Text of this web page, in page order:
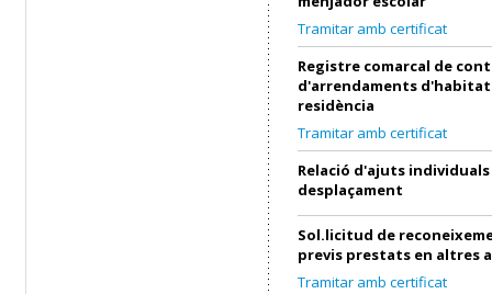
Tramitar amb certificat
Registre comarcal de
d'arrendaments
residència
Tramitar amb certificat
Relació d'ajuts
desplaçament
Sol.licitud de
previs prestats en altres
Tramitar amb certificat